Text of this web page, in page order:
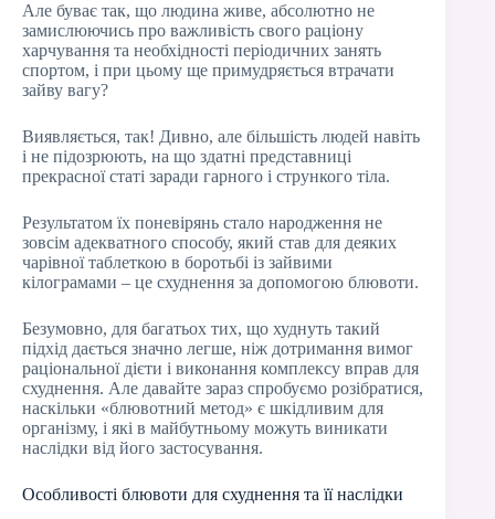
Але буває так, що людина живе, абсолютно не
замислюючись про важливість свого раціону
харчування та необхідності періодичних занять
спортом, і при цьому ще примудряється втрачати
зайву вагу?
Виявляється, так! Дивно, але більшість людей навіть
і не підозрюють, на що здатні представниці
прекрасної статі заради гарного і стрункого тіла.
Результатом їх поневірянь стало народження не
зовсім адекватного способу, який став для деяких
чарівної таблеткою в боротьбі із зайвими
кілограмами – це схуднення за допомогою блювоти.
Безумовно, для багатьох тих, що худнуть такий
підхід дається значно легше, ніж дотримання вимог
раціональної дієти і виконання комплексу вправ для
схуднення. Але давайте зараз спробуємо розібратися,
наскільки «блювотний метод» є шкідливим для
організму, і які в майбутньому можуть виникати
наслідки від його застосування.
Особливості блювоти для схуднення та її наслідки